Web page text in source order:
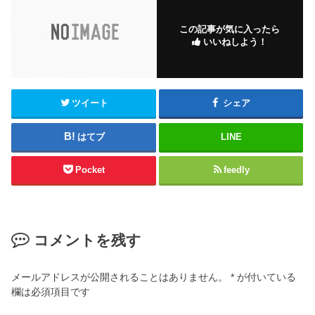
この記事が気に入ったら
いいねしよう！
ツイート シェア
はてブ LINE
Pocket feedly
コメントを残す
メールアドレスが公開されることはありません。 * が付いている
欄は必須項目です